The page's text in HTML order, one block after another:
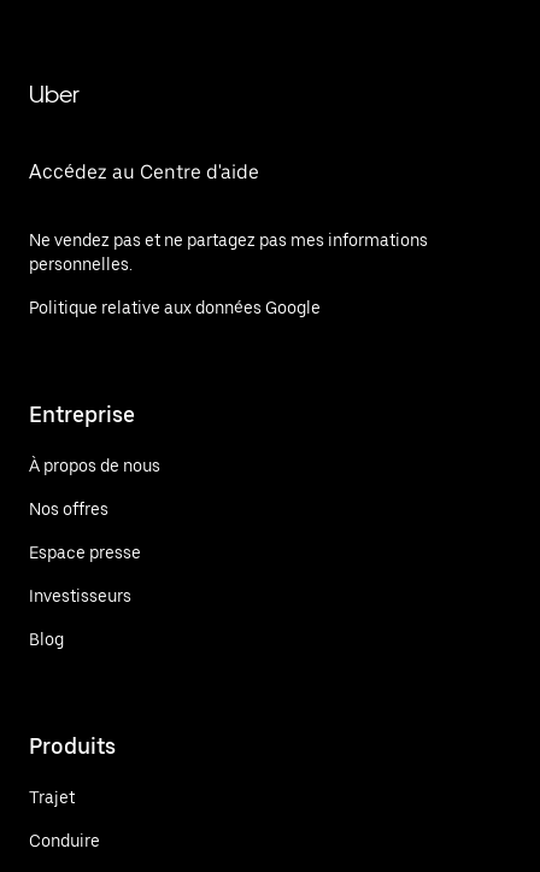
Uber
Accédez au Centre d'aide
Ne vendez pas et ne partagez pas mes informations
personnelles.
Politique relative aux données Google
Entreprise
À propos de nous
Nos offres
Espace presse
Investisseurs
Blog
Produits
Trajet
Conduire